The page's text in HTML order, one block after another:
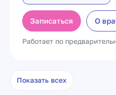
Записаться О
Работает по
Показать всех